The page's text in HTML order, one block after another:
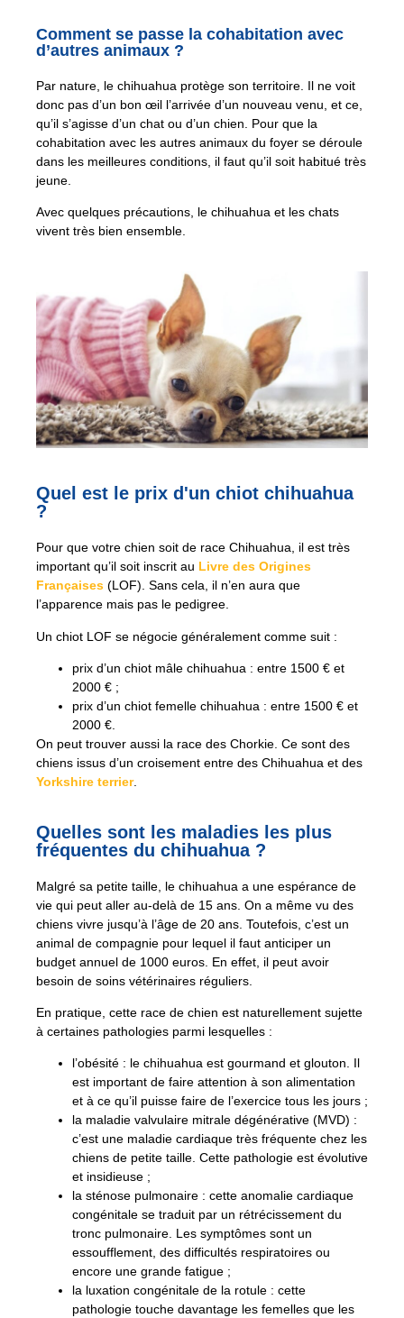
Comment se passe la cohabitation avec
d’autres animaux ?
Par nature, le chihuahua protège son territoire. Il ne voit
donc pas d’un bon œil l’arrivée d’un nouveau venu, et ce,
qu’il s’agisse d’un chat ou d’un chien. Pour que la
cohabitation avec les autres animaux du foyer se déroule
dans les meilleures conditions, il faut qu’il soit habitué très
jeune.
Avec quelques précautions, le chihuahua et les chats
vivent très bien ensemble.
Quel est le prix d'un chiot chihuahua
?
Pour que votre chien soit de race Chihuahua, il est très
important qu’il soit inscrit au Livre des Origines
Françaises (LOF). Sans cela, il n’en aura que
l’apparence mais pas le pedigree.
Un chiot LOF se négocie généralement comme suit :
prix d’un chiot mâle chihuahua : entre 1500 € et
2000 € ;
prix d’un chiot femelle chihuahua : entre 1500 € et
2000 €.
On peut trouver aussi la race des Chorkie. Ce sont des
chiens issus d’un croisement entre des Chihuahua et des
Yorkshire terrier.
Quelles sont les maladies les plus
fréquentes du chihuahua ?
Malgré sa petite taille, le chihuahua a une espérance de
vie qui peut aller au-delà de 15 ans. On a même vu des
chiens vivre jusqu’à l’âge de 20 ans. Toutefois, c’est un
animal de compagnie pour lequel il faut anticiper un
budget annuel de 1000 euros. En effet, il peut avoir
besoin de soins vétérinaires réguliers.
En pratique, cette race de chien est naturellement sujette
à certaines pathologies parmi lesquelles :
l’obésité : le chihuahua est gourmand et glouton. Il
est important de faire attention à son alimentation
et à ce qu’il puisse faire de l’exercice tous les jours ;
la maladie valvulaire mitrale dégénérative (MVD) :
c’est une maladie cardiaque très fréquente chez les
chiens de petite taille. Cette pathologie est évolutive
et insidieuse ;
la sténose pulmonaire : cette anomalie cardiaque
congénitale se traduit par un rétrécissement du
tronc pulmonaire. Les symptômes sont un
essoufflement, des difficultés respiratoires ou
encore une grande fatigue ;
la luxation congénitale de la rotule : cette
pathologie touche davantage les femelles que les